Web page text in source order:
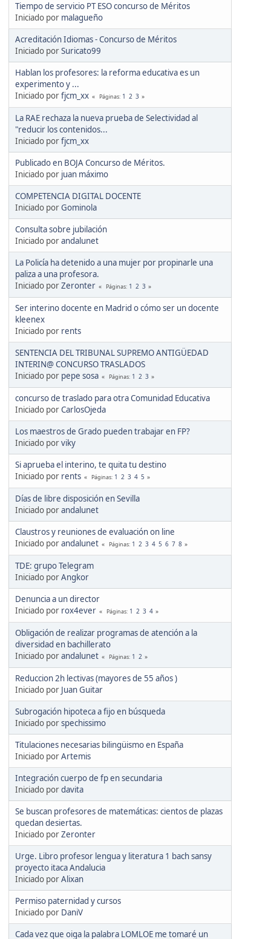
Tiempo de servicio PT ESO concurso de Méritos
Iniciado por malagueño
Acreditación Idiomas - Concurso de Méritos
Iniciado porSuricato99
Hablan los profesores: la reforma educativa es un
experimento y ...
Iniciado porfjcm_xx Páginas 1 2 3
La RAE rechaza la nueva prueba de Selectividad al
"reducir los contenidos...
Iniciado porfjcm_xx
Publicado en BOJA Concurso de Méritos.
Iniciado por juan máximo
COMPETENCIA DIGITAL DOCENTE
Iniciado porGominola
Consulta sobre jubilación
Iniciado porandalunet
La Policía ha detenido a una mujer por propinarle una
paliza a una profesora.
Iniciado porZeronter Páginas 1 2 3
Ser interino docente en Madrid o cómo ser un docente
kleenex
Iniciado por rents
SENTENCIA DEL TRIBUNAL SUPREMO ANTIGÜEDAD
INTERIN@ CONCURSO TRASLADOS
Iniciado por pepe sosa Páginas 1 2 3
concurso de traslado para otra Comunidad Educativa
Iniciado porCarlosOjeda
Los maestros de Grado pueden trabajar en FP?
Iniciado porviky
Si aprueba el interino, te quita tu destino
Iniciado por rents Páginas 1 2 3 4 5
Días de libre disposición en Sevilla
Iniciado porandalunet
Claustros y reuniones de evaluación on line
Iniciado porandalunet Páginas 1 2 3 4 5 6 7 8
TDE: grupo Telegram
Iniciado porAngkor
Denuncia a un director
Iniciado por rox4ever Páginas 1 2 3 4
Obligación de realizar programas de atención a la
diversidad en bachillerato
Iniciado porandalunet Páginas 1 2
Reduccion 2h lectivas (mayores de 55 años )
Iniciado por Juan Guitar
Subrogación hipoteca a fijo en búsqueda
Iniciado porspechissimo
Titulaciones necesarias bilingüismo en España
Iniciado porArtemis
Integración cuerpo de fp en secundaria
Iniciado pordavita
Se buscan profesores de matemáticas: cientos de plazas
quedan desiertas.
Iniciado porZeronter
Urge. Libro profesor lengua y literatura 1 bach sansy
proyecto itaca Andalucia
Iniciado porAlixan
Permiso paternidad y cursos
Iniciado por DaniV
Cada vez que oiga la palabra LOMLOE me tomaré un